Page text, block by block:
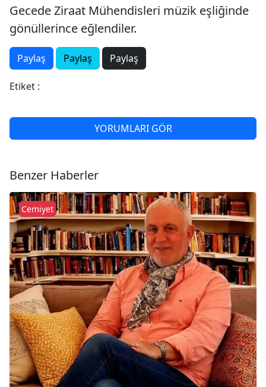
Gecede Ziraat Mühendisleri müzik eşliğinde
gönüllerince eğlendiler.
Paylaş Paylaş Paylaş
Etiket :
YORUMLARI GÖR
Benzer Haberler
Cemiyet